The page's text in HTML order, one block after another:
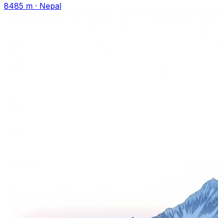
8485 m · Nepal